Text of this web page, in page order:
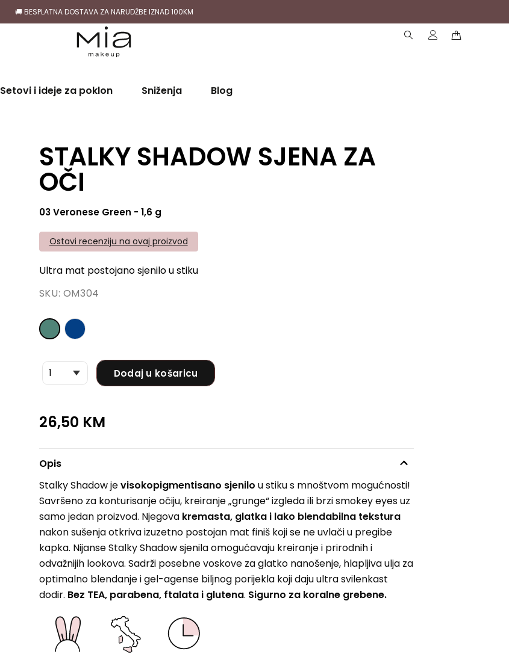
🚚 BESPLATNA DOSTAVA ZA NARUDŽBE IZNAD 100KM
Setovi i ideje za poklon Sniženja Blog
STALKY SHADOW SJENA ZA
OČI
03 Veronese Green - 1,6 g
Ostavi recenziju na ovaj proizvod
26,50 KM
Ultra mat postojano sjenilo u stiku
SKU: OM304
Dodaj u košaricu
Opis
Stalky Shadow jevisokopigmentisano sjenilo u stiku s mnoštvom mogućnosti!
Savršeno za konturisanje očiju, kreiranje „grunge“ izgleda ili brzi smokey eyes uz
samo jedan proizvod. Njegova kremasta, glatka i lako blendabilna tekstura
nakon sušenja otkriva izuzetno postojan mat finiš koji se ne uvlači u pregibe
kapka. Nijanse Stalky Shadow sjenila omogućavaju kreiranje i prirodnih i
odvažnijih lookova. Sadrži posebne voskove za glatko nanošenje, hlapljiva ulja za
optimalno blendanje i gel-agense biljnog porijekla koji daju ultra svilenkast
dodir. Bez TEA, parabena, ftalata i glutena. Sigurno za koralne grebene.